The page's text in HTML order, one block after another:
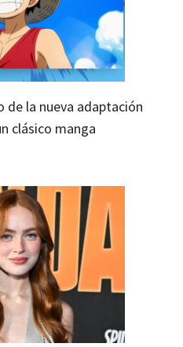
de la nueva adaptación
clásico manga